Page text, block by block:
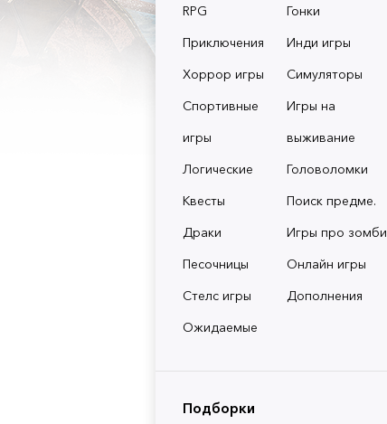
RPG
Гонки
Приключения
Инди игры
Хоррор игры
Симуляторы
Спортивные
игры
Игры на
выживание
Логические
Головоломки
Квесты
Поиск предме.
Драки
Игры про зомби
Песочницы
Онлайн игры
Стелс игры
Дополнения
Ожидаемые
Подборки